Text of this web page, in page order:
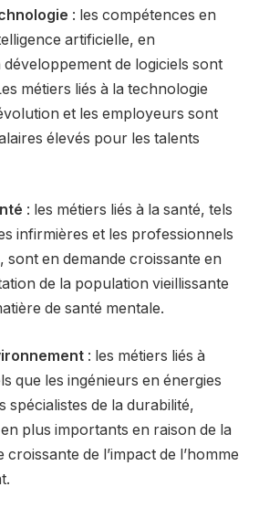
: les compétences en
artificielle, en
de logiciels sont
métiers liés à la technologie
et les employeurs sont
élevés pour les talents
: les métiers liés à la santé, tels
infirmières et les professionnels
sont en demande croissante en
de la population vieillissante
de santé mentale.
: les métiers liés à
que les ingénieurs en énergies
spécialistes de la durabilité,
plus importants en raison de la
de l’impact de l’homme